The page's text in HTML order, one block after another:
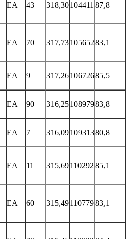
EA 43 318,30104411 87,8
EA 70 317,7310565283,1
EA 9 317,2610672685,5
EA 90 316,2510897983,8
EA 7 316,0910931380,8
EA 11 315,6911029285,1
EA 60 315,4911077983,1